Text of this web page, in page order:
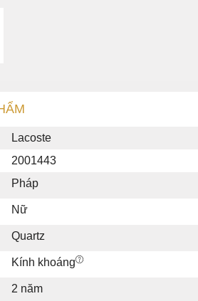
Lacoste
2001443
Pháp
Nữ
Quartz
Kính khoáng
2 năm